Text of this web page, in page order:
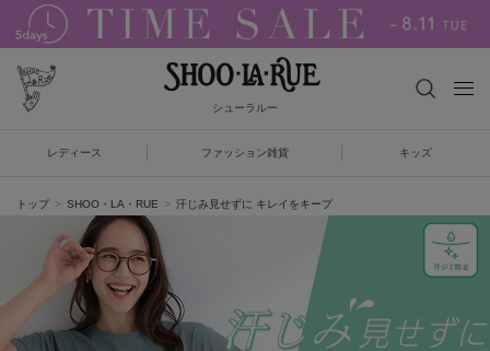
シューラルー
レディース ファッション雑貨 キッズ
トップ SHOO・LA・RUE 汗じみ見せずに キレイをキープ